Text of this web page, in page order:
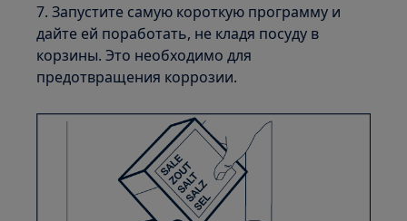
7. Запустите самую короткую программу и
дайте ей поработать, не кладя посуду в
корзины. Это необходимо для
предотвращения коррозии.